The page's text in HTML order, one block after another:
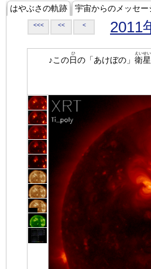
はやぶさの軌跡 宇宙からのメッセー
<<< << < 2011
♪この日
ひ
の「あけぼの」 衛星
えいせい